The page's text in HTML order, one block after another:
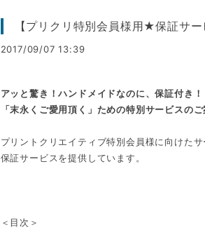
【プリクリ特別会員様用★保証サ
2017/09/07 13:39
アッと驚き！ハンドメイドなのに、保証付き！
「末永くご愛用頂く」ための特別サービスの
プリントクリエイティブ特別会員様に向けた
保証サービスを提供しています。
＜目次＞